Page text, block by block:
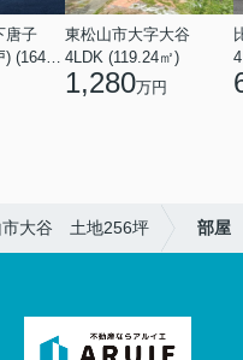
唐子
東松山市大字大谷
4LDK (119.24㎡)
1,280万円
市大谷 土地256坪 部屋